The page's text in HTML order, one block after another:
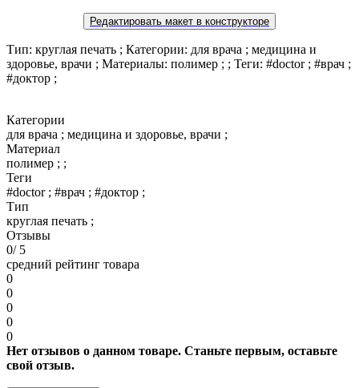
Редактировать макет в конструкторе
Тип: круглая печать ; Категории: для врача ; медицина и
здоровье, врачи ; Материалы: полимер ; ; Теги: #doctor ; #врач ;
#доктор ;
Категории
для врача ; медицина и здоровье, врачи ;
Материал
полимер ; ;
Теги
#doctor ; #врач ; #доктор ;
Тип
круглая печать ;
Отзывы
0/ 5
средний рейтинг товара
0
0
0
0
0
Нет отзывов о данном товаре. Станьте первым, оставьте
свой отзыв.